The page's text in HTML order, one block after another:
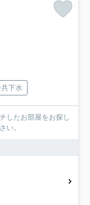
下水
したお部屋をお探し
い。